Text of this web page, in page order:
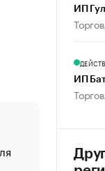
«От спорта
создавшей
ИП
ИП